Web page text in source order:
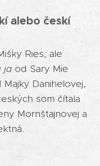
alebo českí
Ries, ale
ja od Sary Mie
Majky Danihelovej,
som čítala
Mornštajnovej a